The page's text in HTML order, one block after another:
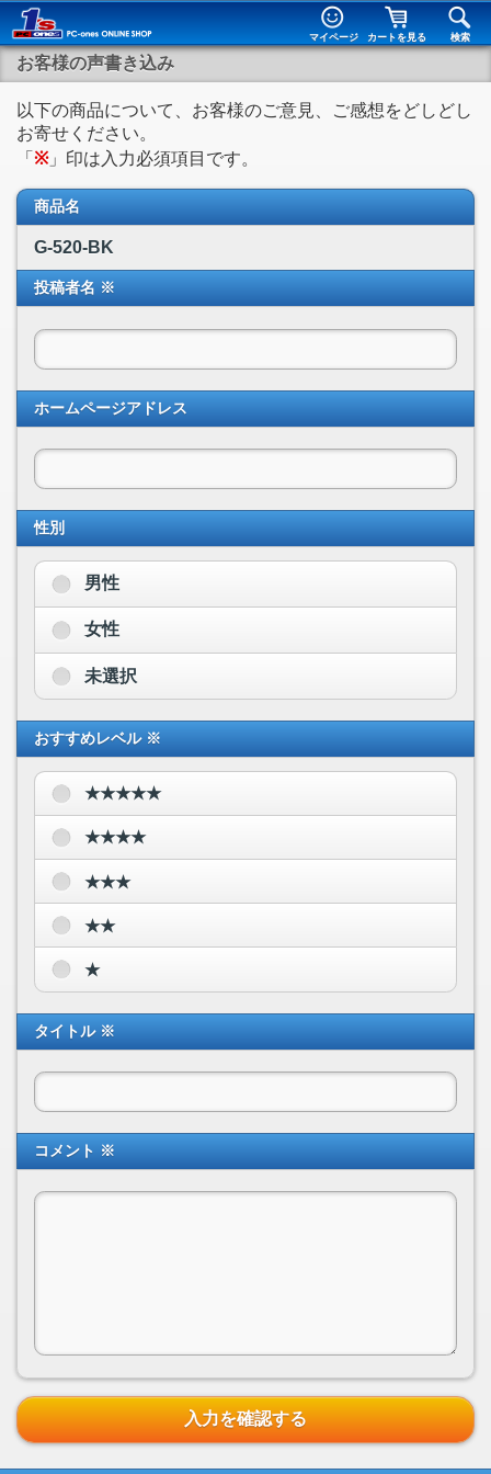
マイページ カートを見る 検索
お客様の声書き込み
以下の商品について、お客様のご意見、ご感想をどしどし
お寄せください。
「 ※」印は入力必須項目です。
商品名
G-520-BK
投稿者名 ※
ホームページアドレス
性別
男性
女性
未選択
おすすめレベル ※
★★★★★
★★★★
★★★
★★
★
タイトル ※
コメント ※
入力を確認する